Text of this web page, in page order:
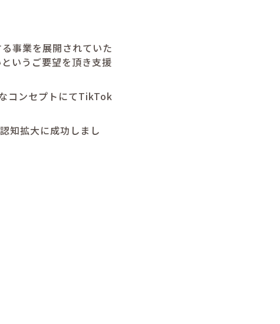
事業を展開されていた
いうご要望を頂き支援
コンセプトにてTikTok
知拡大に成功しまし